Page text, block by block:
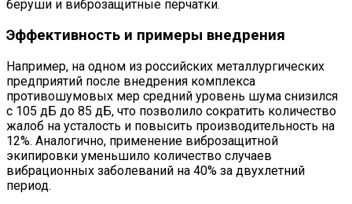
беруши и виброзащитные перчатки.
Эффективность и примеры внедрения
Например, на одном из российских металлургических
предприятий после внедрения комплекса
противошумовых мер средний уровень шума снизился
с 105 дБ до 85 дБ, что позволило сократить количество
жалоб на усталость и повысить производительность на
12%. Аналогично, применение виброзащитной
экипировки уменьшило количество случаев
вибрационных заболеваний на 40% за двухлетний
период.